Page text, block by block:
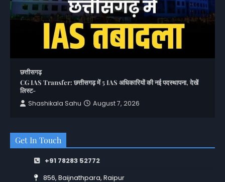
छत्तीसगढ़
CG IAS Transfer: छत्तीसगढ़ में 5 IAS अधिकारियों की नई पदस्थापना, देखें
लिस्ट-
Shashikala Sahu
August 7, 2026
Get In Touch
+91 78283 52772
856, Baijnathpara, Raipur